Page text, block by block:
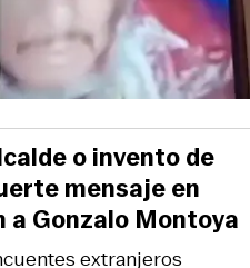
extranjeros
o invento de
mensaje en
Gonzalo Montoya